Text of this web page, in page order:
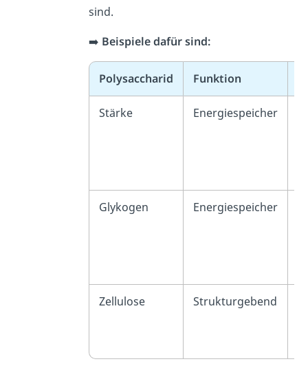
sind.
➡️ Beispiele dafür sind:
Polysaccharid Funktion
Stärke Energiespeicher
Glykogen Energiespeicher
Zellulose Strukturgebend